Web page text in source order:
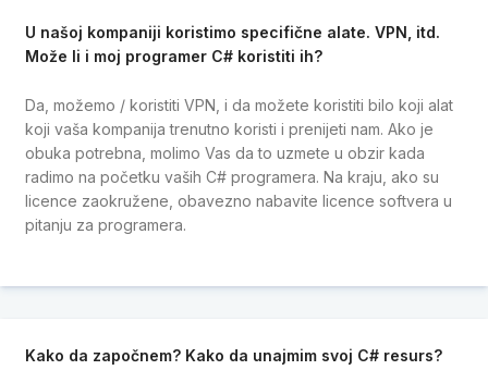
U našoj kompaniji koristimo specifične alate. VPN, itd.
Može li i moj programer C# koristiti ih?
Da, možemo / koristiti VPN, i da možete koristiti bilo koji alat
koji vaša kompanija trenutno koristi i prenijeti nam. Ako je
obuka potrebna, molimo Vas da to uzmete u obzir kada
radimo na početku vaših C# programera. Na kraju, ako su
licence zaokružene, obavezno nabavite licence softvera u
pitanju za programera.
Kako da započnem? Kako da unajmim svoj C# resurs?